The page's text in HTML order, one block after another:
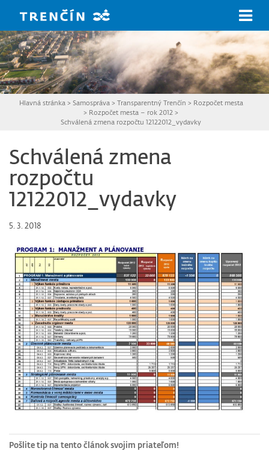
Hlavná stránka > Samospráva > Transparentný Trenčín > Rozpočet mesta
> Rozpočet mesta – rok 2012 >
Schválená zmena rozpočtu 12122012_vydavky
Schválená zmena
rozpočtu
12122012_vydavky
5. 3. 2018
Pošlite tip na tento článok svojim priateľom!